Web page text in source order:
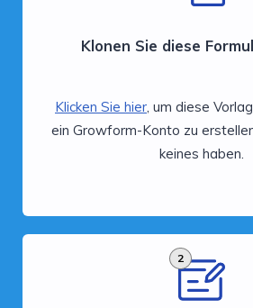
Klonen Sie diese
Klicken Sie hier, um diese
ein Growform-Konto zu
keines haben.
2